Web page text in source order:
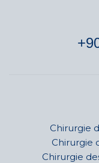
Chirurgie
Chirurgie
Chirurgie